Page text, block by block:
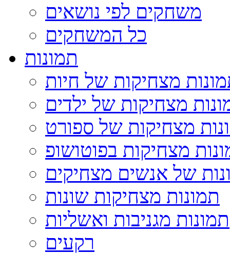
משחקים לפי נושאים
כל המשחקים
תמונות
מצחיקות של חיות
מצחיקות של ילדים
מצחיקות של ספורט
מצחיקות בפוטושופ
של אנשים מצחיקים
תמונות מצחיקות שונות
תמונות מגניבות ואשליות
רקעים